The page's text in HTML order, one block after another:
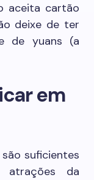
aceita cartão
deixe de ter
de yuans (a
em
suficientes
atrações da